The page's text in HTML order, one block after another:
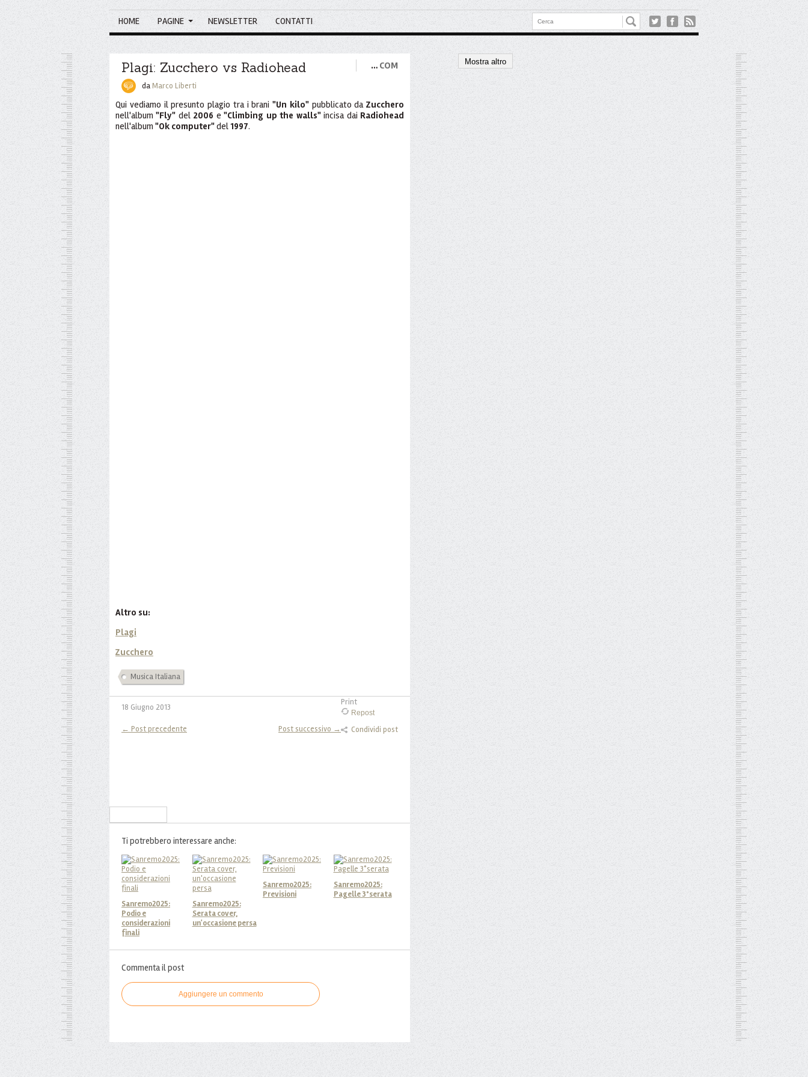
HOME PAGINE NEWSLETTER CONTATTI
Plagi: Zucchero vs Radiohead … COM
daMarco Liberti
Qui vediamo il presunto plagio tra i brani "Un kilo"pubblicato da Zucchero
nell'album"Fly" del 2006 e"Climbing up the walls"incisa dai Radiohead
nell'album "Ok computer"del1997.
Altro su:
Plagi
Zucchero
Musica Italiana
18 Giugno 2013
Print
Repost
Condividi post
← Post precedente Post successivo →
Ti potrebbero interessare anche:
Sanremo2025:
Podio e
considerazioni
finali
Sanremo2025:
Serata cover,
un'occasione persa
Sanremo2025:
Previsioni
Sanremo2025:
Pagelle 3°serata
Commenta il post
Aggiungere un commento
Mostra altro